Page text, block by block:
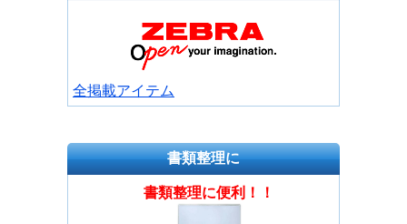
全掲載アイテム
書類整理に
書類整理に便利！！